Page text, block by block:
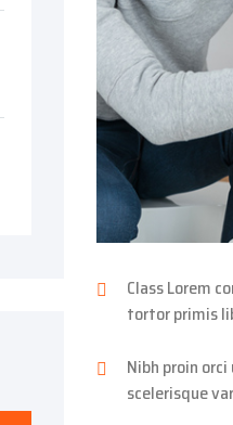
Class Lorem
tortor primis
Nibh proin
scelerisque